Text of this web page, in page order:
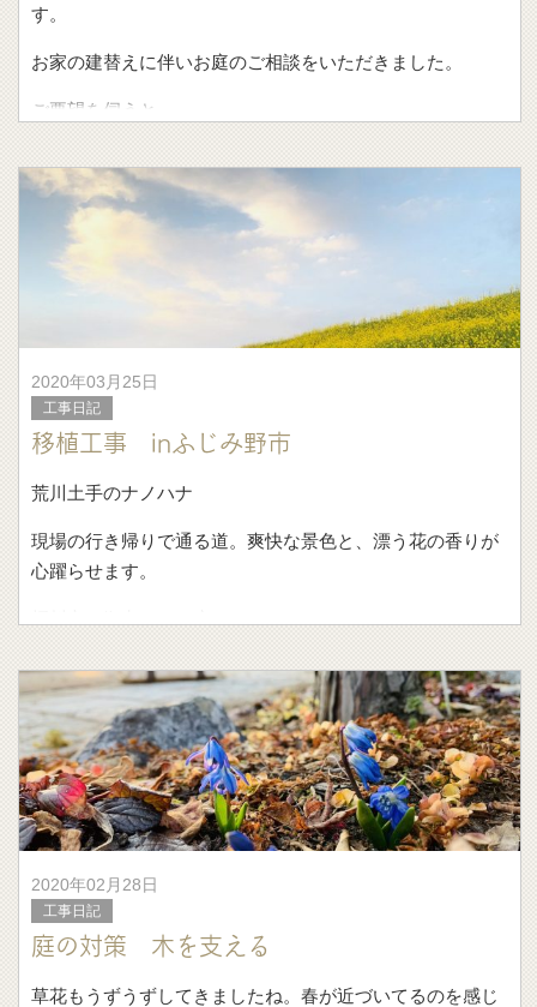
す。
お家の建替えに伴いお庭のご相談をいただきました。
ご要望を伺うと
・庭をつくる部分のアプローチの
2020年03月25日
工事日記
移植工事 inふじみ野市
荒川土手のナノハナ
現場の行き帰りで通る道。爽快な景色と、漂う花の香りが
心躍らせます。
2020年02月28日
工事日記
庭の対策 木を支える
草花もうずうずしてきましたね。春が近づいてるのを感じ